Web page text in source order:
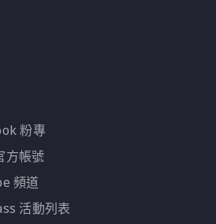
粉專
方帳號
頻道
活動列表